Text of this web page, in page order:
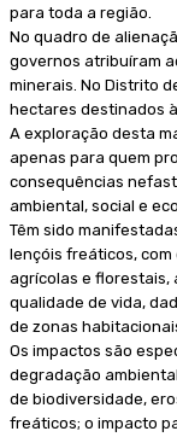
para toda a região.
No quadro de
governos atribuíram
minerais. No Distrito
hectares destinados
A exploração desta
apenas para quem
consequências
ambiental, social e
Têm sido
lençóis freáticos,
agrícolas e florestais,
qualidade de vida,
de zonas
Os impactos são
degradação
de biodiversidade,
freáticos; o impacto